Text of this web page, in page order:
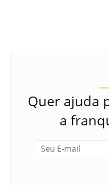
Quer ajuda
a